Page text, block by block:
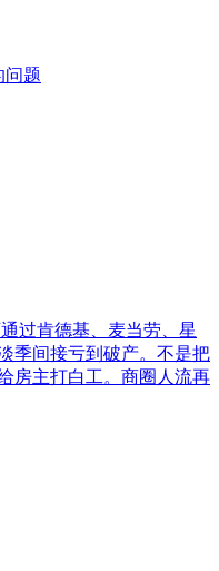
问题
过肯德基、麦当劳、星
季间接亏到破产。不是把
房主打白工。商圈人流再